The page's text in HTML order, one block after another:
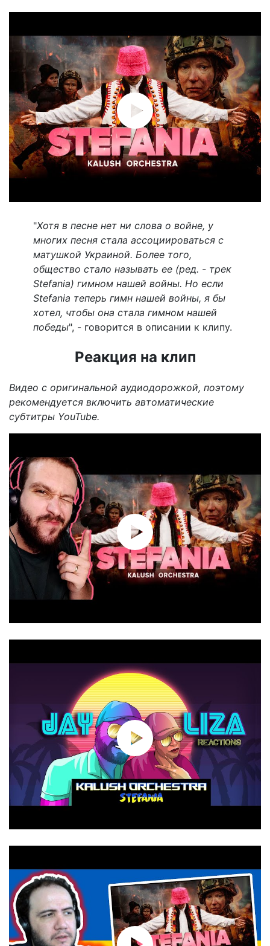
"Хотя в песне нет ни слова о войне, у
многих песня стала ассоциироваться с
матушкой Украиной. Более того,
общество стало называть ее (ред. - трек
Stefania) гимном нашей войны. Но если
Stefania теперь гимн нашей войны, я бы
хотел, чтобы она стала гимном нашей
победы", - говорится в описании к клипу.
Реакция на клип
Видео с оригинальной аудиодорожкой, поэтому
рекомендуется включить автоматические
субтитры YouTube.